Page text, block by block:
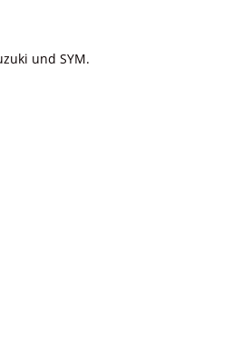
und SYM.